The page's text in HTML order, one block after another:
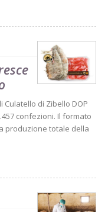
Culatello di Zibello DOP
confezioni. Il formato
produzione totale della